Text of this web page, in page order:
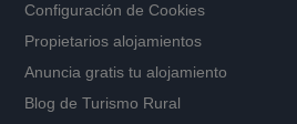
Configuración de Cookies
Propietarios alojamientos
Anuncia gratis tu alojamiento
Blog de Turismo Rural